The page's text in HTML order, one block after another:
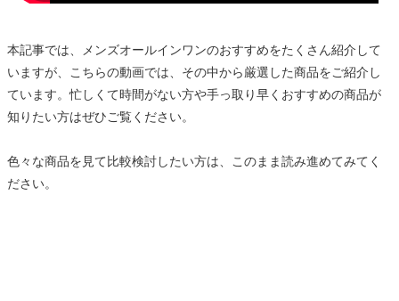
本記事では、メンズオールインワンのおすすめをたくさん紹介して
いますが、こちらの動画では、その中から厳選した商品をご紹介し
ています。忙しくて時間がない方や手っ取り早くおすすめの商品が
知りたい方はぜひご覧ください。
色々な商品を見て比較検討したい方は、このまま読み進めてみてく
ださい。